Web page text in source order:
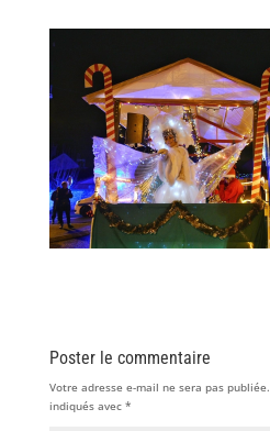
Poster le commentaire
Votre adresse e-mail ne sera pas publiée.
indiqués avec *